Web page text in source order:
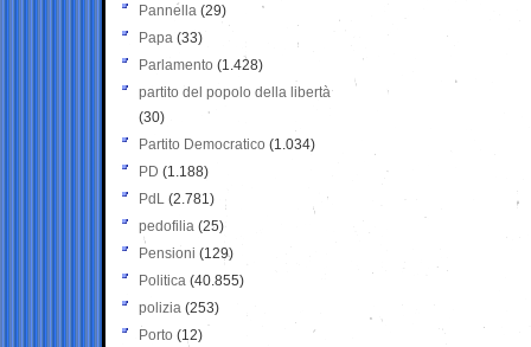
Pannella (29)
Papa (33)
Parlamento (1.428)
partito del popolo della libertà
(30)
Partito Democratico (1.034)
PD (1.188)
PdL (2.781)
pedofilia (25)
Pensioni (129)
Politica (40.855)
polizia (253)
Porto (12)